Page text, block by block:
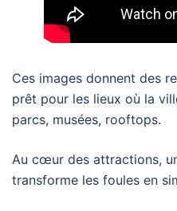
Ces images donnent des
prêt pour les lieux où la
parcs, musées, rooftops.
Au cœur des attractions,
transforme les foules en